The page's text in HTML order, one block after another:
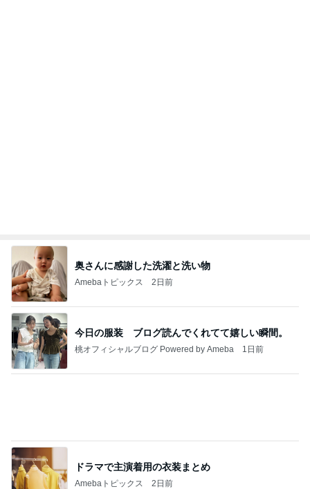
奥さんに感謝した洗濯と洗い物
Amebaトピックス 2日前
今日の服装 ブログ読んでくれてて嬉しい瞬間。
桃オフィシャルブログ Powered by Ameba 1日前
インターン面接3
四コマ戦士 パパ戦記 7日前